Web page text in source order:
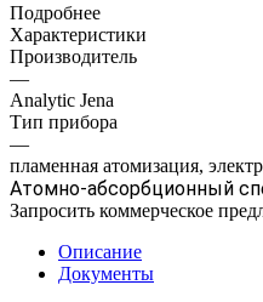
Подробнее
Характеристики
Производитель
—
Analytic Jena
Тип прибора
—
пламенная атомизация,
Атомно-абсорбционный
Запросить коммерческое
Описание
Документы